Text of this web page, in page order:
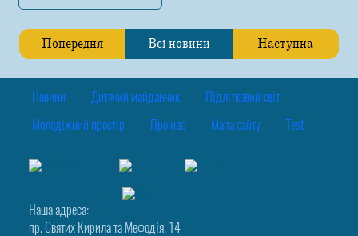
Попередня Всі новини Наступна
Новини Дитячий майданчик Підлітковий світ
Молодіжний простір Про нас Мапа сайту Test
Наша адреса:
пр. Святих Кирила та Мефодія, 14